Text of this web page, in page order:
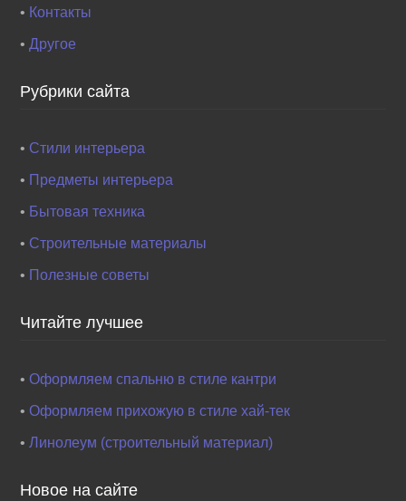
• Контакты
•Другое
Рубрики сайта
•Стили интерьера
• Предметы интерьера
• Бытовая техника
•Строительные материалы
• Полезные советы
Читайте лучшее
•Оформляем спальню в стиле кантри
•Оформляем прихожую в стиле хай-тек
•Линолеум (строительный материал)
Новое на сайте